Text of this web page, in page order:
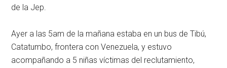
de la Jep.
Ayer a las 5am de la mañana estaba en un bus de Tibú,
Catatumbo, frontera con Venezuela, y estuvo
acompañando a 5 niñas víctimas del reclutamiento,